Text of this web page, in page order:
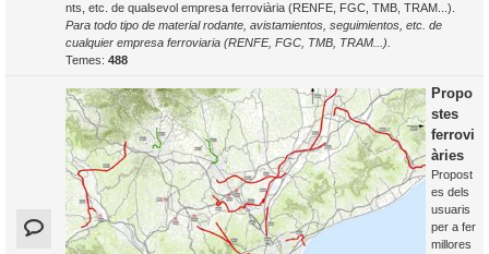
nts, etc. de qualsevol empresa ferroviària (RENFE, FGC, TMB, TRAM...).
Para todo tipo de material rodante, avistamientos, seguimientos, etc. de
cualquier empresa ferroviaria (RENFE, FGC, TMB, TRAM...).
Temes: 488
Propo
stes
ferrovi
àries
Propost
es dels
usuaris
per a fer
millores